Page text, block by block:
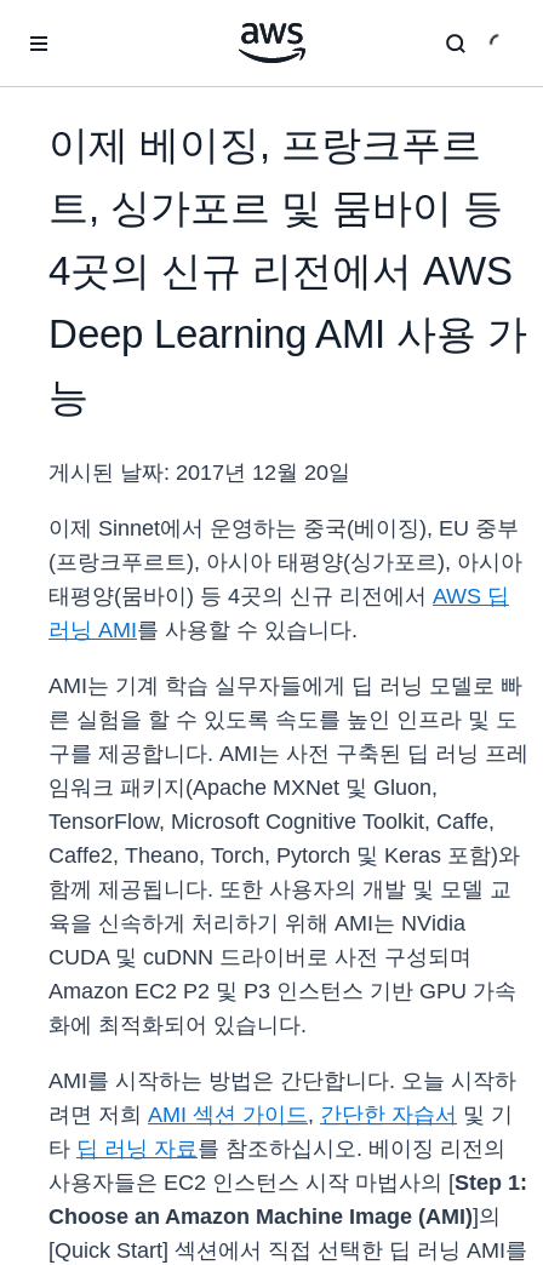
이제 베이징, 프랑크푸르
트, 싱가포르 및 뭄바이 등
4곳의 신규 리전에서 AWS
Deep Learning AMI 사용 가
능
게시된 날짜: 2017년 12월 20일
이제 Sinnet에서 운영하는 중국(베이징), EU 중부
(프랑크푸르트), 아시아 태평양(싱가포르), 아시아
태평양(뭄바이) 등 4곳의 신규 리전에서 AWS 딥
러닝 AMI를 사용할 수 있습니다.
AMI는 기계 학습 실무자들에게 딥 러닝 모델로 빠
른 실험을 할 수 있도록 속도를 높인 인프라 및 도
구를 제공합니다. AMI는 사전 구축된 딥 러닝 프레
임워크 패키지(Apache MXNet 및 Gluon,
TensorFlow, Microsoft Cognitive Toolkit, Caffe,
Caffe2, Theano, Torch, Pytorch 및 Keras 포함)와
함께 제공됩니다. 또한 사용자의 개발 및 모델 교
육을 신속하게 처리하기 위해 AMI는 NVidia
CUDA 및 cuDNN 드라이버로 사전 구성되며
Amazon EC2 P2 및 P3 인스턴스 기반 GPU 가속
화에 최적화되어 있습니다.
AMI를 시작하는 방법은 간단합니다. 오늘 시작하
려면 저희 AMI 섹션 가이드, 간단한 자습서 및 기
타 딥 러닝 자료를 참조하십시오. 베이징 리전의
사용자들은 EC2 인스턴스 시작 마법사의 [Step 1:
Choose an Amazon Machine Image (AMI)]의
[Quick Start] 섹션에서 직접 선택한 딥 러닝 AMI를